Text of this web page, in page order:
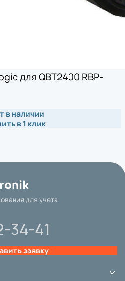
для QBT2400 RBP-
в наличии
в 1 клик
для учета
34-41
заявку